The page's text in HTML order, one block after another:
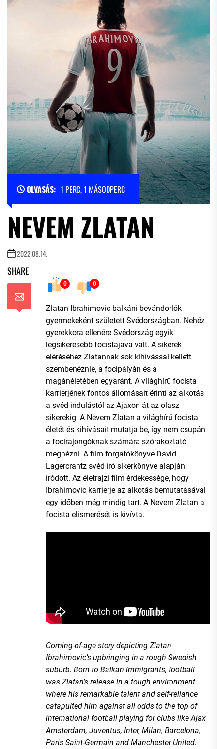
OLVASÁS: 1 PERC, 1 MÁSODPERC
NEVEM ZLATAN
2022.08.14.
SHARE
0 0
Zlatan Ibrahimovic balkáni bevándorlók
gyermekeként született Svédországban. Nehéz
gyerekkora ellenére Svédország egyik
legsikeresebb focistájává vált. A sikerek
eléréséhez Zlatannak sok kihívással kellett
szembenéznie, a focipályán és a
magánéletében egyaránt. A világhírű focista
karrierjének fontos állomásait érinti az alkotás
a svéd indulástól az Ajaxon át az olasz
sikerekig. A Nevem Zlatan a világhírű focista
életét és kihívásait mutatja be, így nem csupán
a focirajongóknak számára szórakoztató
megnézni. A film forgatókönyve David
Lagercrantz svéd író sikerkönyve alapján
íródott. Az életrajzi film érdekessége, hogy
Ibrahimovic karrierje az alkotás bemutatásával
egy időben még mindig tart. A Nevem Zlatan a
focista elismerését is kivívta.
Coming-of-age story depicting Zlatan
Ibrahimovic’s upbringing in a rough Swedish
suburb. Born to Balkan immigrants, football
was Zlatan’s release in a tough environment
where his remarkable talent and self-reliance
catapulted him against all odds to the top of
international football playing for clubs like Ajax
Amsterdam, Juventus, Inter, Milan, Barcelona,
Paris Saint-Germain and Manchester United.